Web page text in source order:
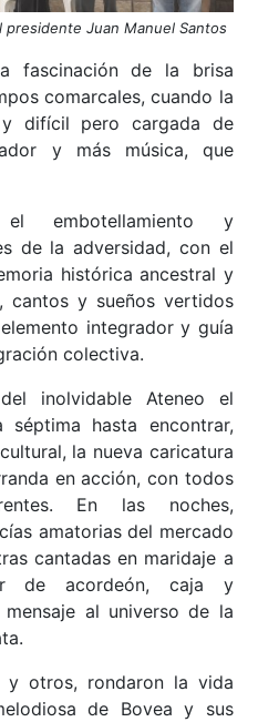
presidente Juan Manuel Santos
fascinación de la brisa
comarcales, cuando la
difícil pero cargada de
y más música, que
el embotellamiento y
de la adversidad, con el
histórica ancestral y
cantos y sueños vertidos
integrador y guía
colectiva.
inolvidable Ateneo el
hasta encontrar,
la nueva caricatura
en acción, con todos
En las noches,
amatorias del mercado
cantadas en maridaje a
de acordeón, caja y
al universo de la
y otros, rondaron la vida
de Bovea y sus